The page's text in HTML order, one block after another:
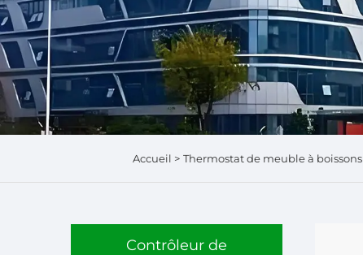
Accueil > Thermostat de meuble à boissons
Contrôleur de